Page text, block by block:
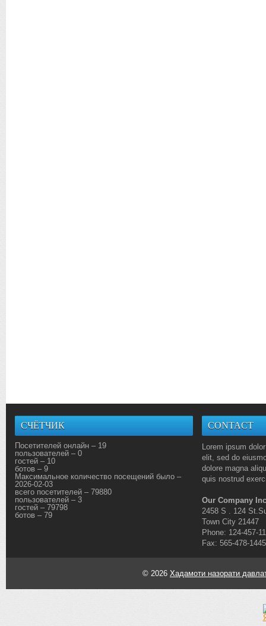
СЧЁТЧИК
Посетителей онлайн – 19
пользователей – 0
гостей – 10
ботов – 9
Максимальное количество посещений было –
2026-02-03
всего посетителей – 79880
пользователей – 3
гостей – 79798
ботов – 79
CONTACT
Lorem ipsum
elit, sed do
dolore magna
quis nostrud
Our Company
2458 S . 124
Town City 21447
Phone: 124-457-
Fax: 565-478-1445
© 2026 Хадамоти назорати